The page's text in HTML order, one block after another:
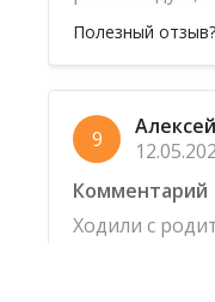
Полезный отзыв?
9 Алексей
Комментарий
Ходили с